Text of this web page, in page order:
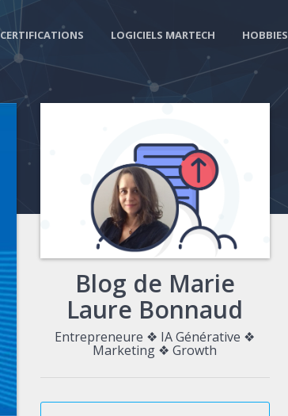
CERTIFICATIONS LOGICIELS MARTECH HOBBIES
Blog de Marie
Laure Bonnaud
Entrepreneure ❖ IA Générative ❖
Marketing ❖ Growth